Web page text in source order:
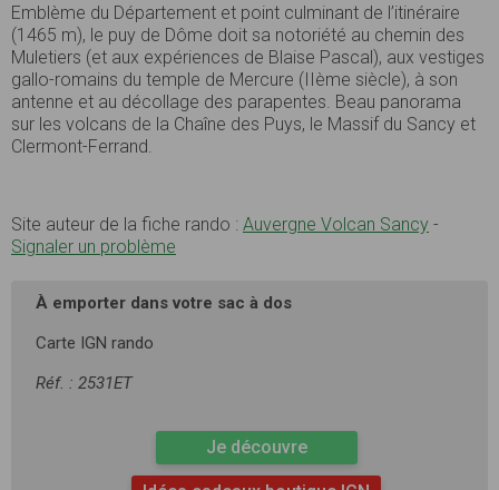
Emblème du Département et point culminant de l’itinéraire
(1465 m), le puy de Dôme doit sa notoriété au chemin des
Muletiers (et aux expériences de Blaise Pascal), aux vestiges
gallo-romains du temple de Mercure (IIème siècle), à son
antenne et au décollage des parapentes. Beau panorama
sur les volcans de la Chaîne des Puys, le Massif du Sancy et
Clermont-Ferrand.
Site auteur de la fiche rando : Auvergne Volcan Sancy -
Signaler un problème
À emporter dans votre sac à dos
Carte IGN rando
Réf. : 2531ET
Je découvre